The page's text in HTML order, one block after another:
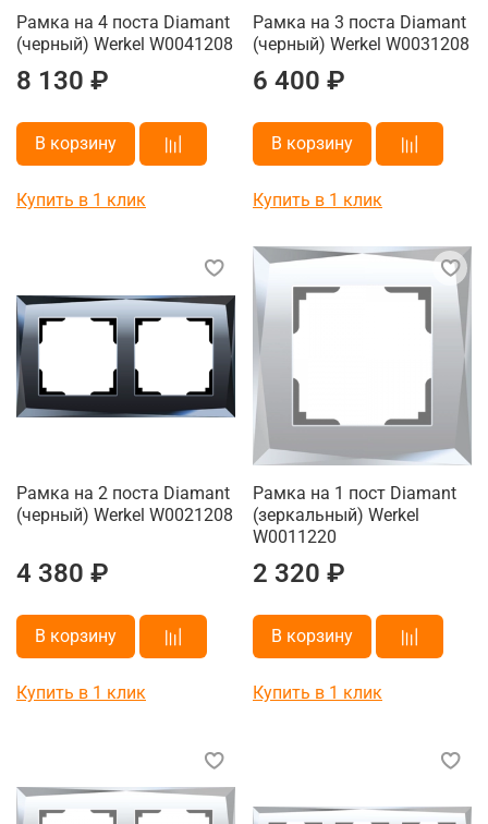
Рамка на 4 поста Diamant
(черный) Werkel W0041208
8 130 ₽
В корзину
Купить в 1 клик
Рамка на 3 поста Diamant
(черный) Werkel W0031208
6 400 ₽
В корзину
Купить в 1 клик
Рамка на 2 поста Diamant
(черный) Werkel W0021208
4 380 ₽
В корзину
Купить в 1 клик
Рамка на 1 пост Diamant
(зеркальный) Werkel
W0011220
2 320 ₽
В корзину
Купить в 1 клик